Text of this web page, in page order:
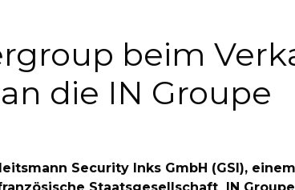
beim
die IN Groupe
Security Inks GmbH (GSI),